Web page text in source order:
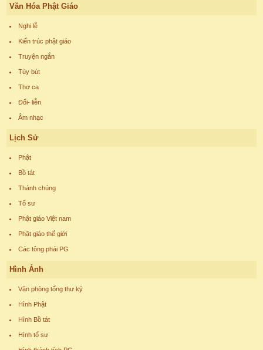
Văn Hóa Phật Giáo
Nghi lễ
Kiến trúc phật giáo
Truyện ngắn
Tùy bút
Thơ ca
Đối- liễn
Âm nhạc
Lịch Sử
Phật
Bồ tát
Thánh chúng
Tổ sư
Phật giáo Việt nam
Phật giáo thế giới
Các tông phái PG
Hình Ảnh
Văn phòng tổng thư ký
Hình Phật
Hình Bồ tát
Hình tổ sư